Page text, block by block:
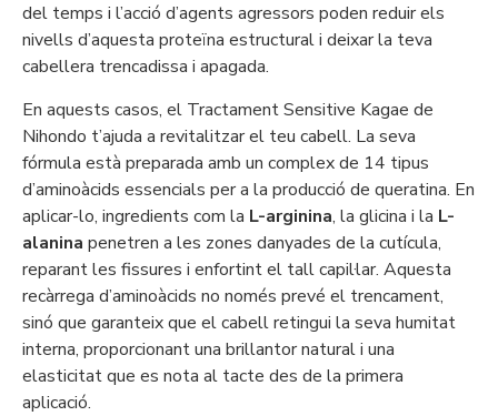
del temps i l’acció d’agents agressors poden reduir els
nivells d’aquesta proteïna estructural i deixar la teva
cabellera trencadissa i apagada.
En aquests casos, el Tractament Sensitive Kagae de
Nihondo t’ajuda a revitalitzar el teu cabell. La seva
fórmula està preparada amb un complex de 14 tipus
d’aminoàcids essencials per a la producció de queratina. En
aplicar-lo, ingredients com la L-arginina, la glicina i la L-
alanina penetren a les zones danyades de la cutícula,
reparant les fissures i enfortint el tall capil·lar. Aquesta
recàrrega d’aminoàcids no només prevé el trencament,
sinó que garanteix que el cabell retingui la seva humitat
interna, proporcionant una brillantor natural i una
elasticitat que es nota al tacte des de la primera
aplicació.